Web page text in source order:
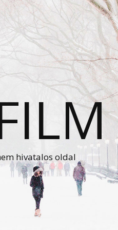
hivatalos oldal